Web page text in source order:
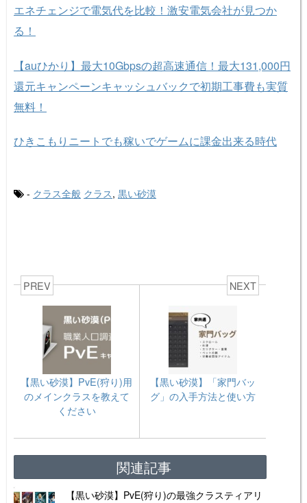
エネチェンジで電気代を比較！激安電気会社が見つか
る！
【auひかり】最大10Gbpsの超高速通信！最大131,000円
還元キャンペーンキャッシュバックで初期工事費も実質
無料！
ひきこもりニートでも稼いでゲームに課金出来る時代
- クラス全般 クラス, 黒い砂漠
PREV
【黒い砂漠】PvE(狩り)用
のメインクラスを教えて
ください
NEXT
【黒い砂漠】「家門バッ
グ」の入手方法と使い方
関連記事
【黒い砂漠】PvE(狩り)の最強クラスティアリ